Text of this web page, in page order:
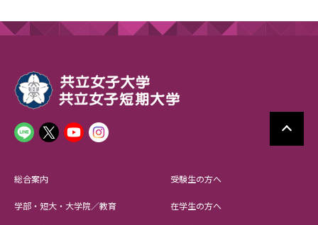
総合案内
学部・短大・大学院／教育
受験生の方へ
在学生の方へ